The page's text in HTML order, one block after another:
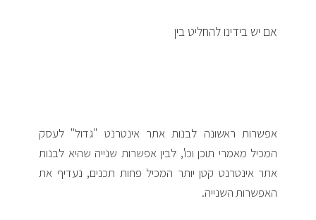
אם יש בידינו להחליט בין
אפשרות ראשונה לבנות אתר אינטרנט "גדול" לעסק
המכיל מאמרי תוכן וכו', לבין אפשרות שנייה שהיא לבנות
אתר אינטרנט קטן יותר המכיל פחות תכנים, נעדיף את
האפשרות השנייה.